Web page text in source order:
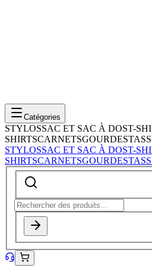
Catégories
STYLOSSAC ET SAC À DOST-
SHIRTSCARNETSGOURDES
STYLOSSAC ET SAC À DOST-
SHIRTSCARNETSGOURDES